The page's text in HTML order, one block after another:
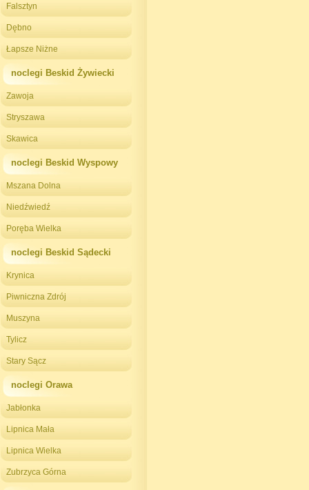
Falsztyn
Dębno
Łapsze Niżne
noclegi Beskid Żywiecki
Zawoja
Stryszawa
Skawica
noclegi Beskid Wyspowy
Mszana Dolna
Niedźwiedź
Poręba Wielka
noclegi Beskid Sądecki
Krynica
Piwniczna Zdrój
Muszyna
Tylicz
Stary Sącz
noclegi Orawa
Jabłonka
Lipnica Mała
Lipnica Wielka
Zubrzyca Górna